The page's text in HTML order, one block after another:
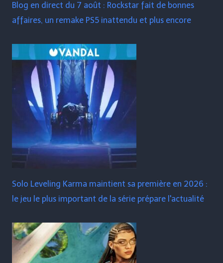
Blog en direct du 7 août : Rockstar fait de bonnes
affaires, un remake PS5 inattendu et plus encore
Solo Leveling Karma maintient sa première en 2026 :
le jeu le plus important de la série prépare l'actualité